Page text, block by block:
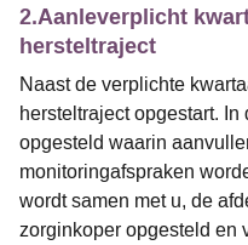
2.Aanleverplicht
hersteltraject
Naast de verplichte
hersteltraject opgestart.
opgesteld waarin
monitoringafspraken
wordt samen met u, de
zorginkoper opgesteld en